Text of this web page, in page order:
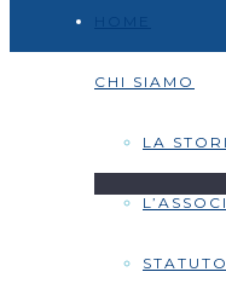
CHI SIAMO
LA